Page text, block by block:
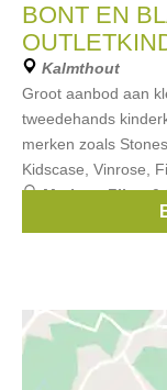
BONT EN
Kalmthout
Groot aanbod aan
tweedehands
merken zoals
Kidscase, Vinrose,
Merken:Filou &
,